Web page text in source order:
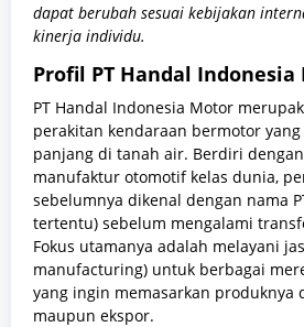
dapat berubah sesuai kebijakan
kinerja individu.
Profil PT Handal
PT Handal Indonesia Motor
perakitan kendaraan bermotor
panjang di tanah air. Berdiri
manufaktur otomotif kelas dunia,
sebelumnya dikenal dengan nama
tertentu) sebelum mengalami
Fokus utamanya adalah melayani
manufacturing) untuk berbagai
yang ingin memasarkan produknya
maupun ekspor.